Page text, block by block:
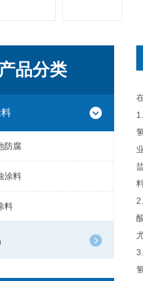
产品分类
防腐
涂料
料
1
3